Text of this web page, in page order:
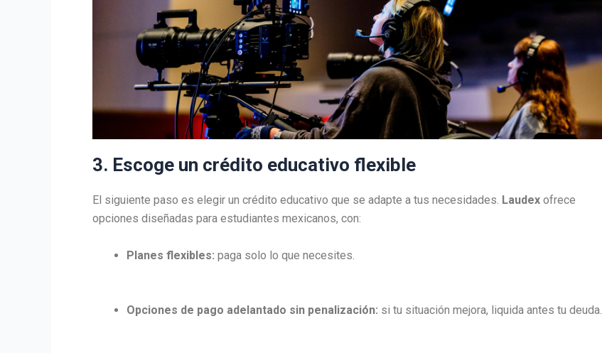
3. Escoge un crédito educativo flexible
El siguiente paso es elegir un crédito educativo que se adapte a tus necesidades. Laudex ofrece
opciones diseñadas para estudiantes mexicanos, con:
Planes flexibles: paga solo lo que necesites.
Opciones de pago adelantado sin penalización: si tu situación mejora, liquida antes tu deuda.